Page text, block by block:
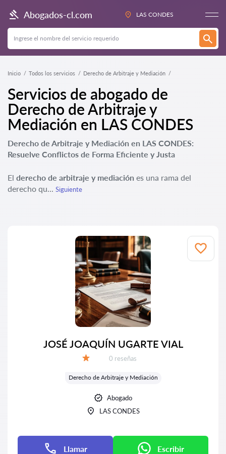
Abogados-cl.com LAS CONDES
Inicio Todos los servicios Derecho de Arbitraje y Mediación
Servicios de abogado de
Derecho de Arbitraje y
Mediación en LAS CONDES
Derecho de Arbitraje y Mediación en LAS CONDES:
Resuelve Conflictos de Forma Eficiente y Justa
El derecho de arbitraje y mediación es una rama del
derecho qu... Siguiente
JOSÉ JOAQUÍN UGARTE VIAL
Número de reseñas:
0 reseñas
Derecho de Arbitraje y Mediación
Abogado
LAS CONDES
Llamar Escribir